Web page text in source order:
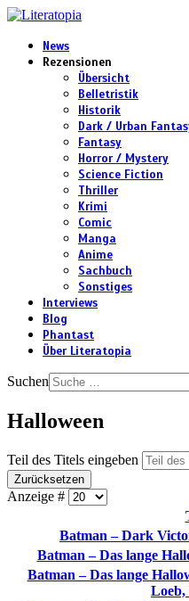
News
Rezensionen
Übersicht
Belletristik
Historik
Dark / Urban
Fantasy
Horror / Mystery
Science Fiction
Thriller
Krimi
Comic
Manga
Anime
Sachbuch
Sonstiges
Interviews
Blog
Phantast
Über Literatopia
Suchen
Halloween
Teil des Titels eingeben
Zurücksetzen
Anzeige #
Batman – Dark
Batman – Das lange
Batman – Das lange
Loeb,